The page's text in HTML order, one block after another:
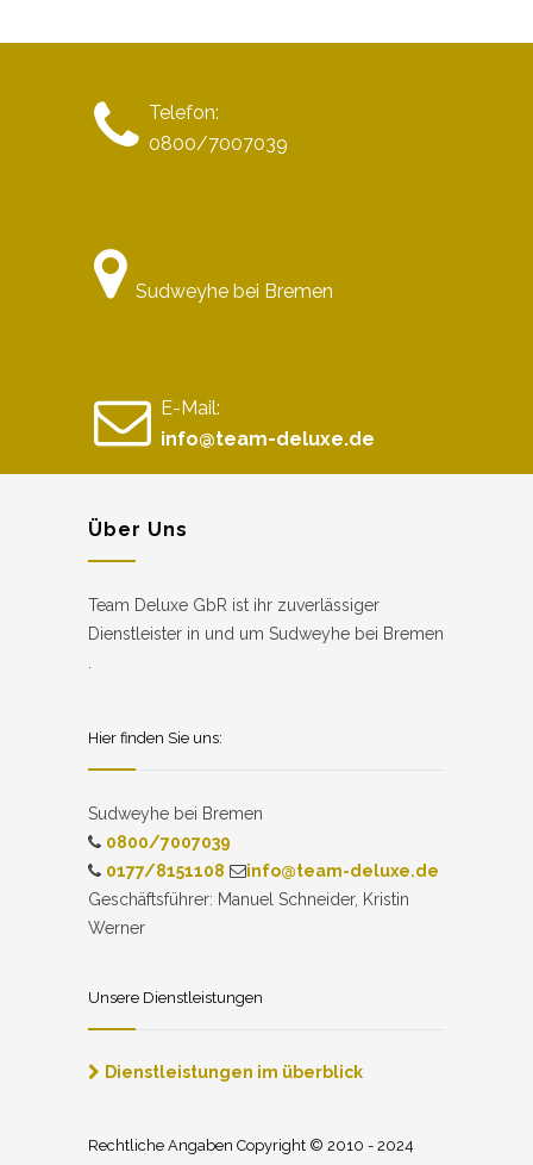
Telefon:
0800/7007039
Sudweyhe bei Bremen
E-Mail:
info@team-deluxe.de
Über Uns
Team Deluxe GbR ist ihr zuverlässiger
Dienstleister in und um Sudweyhe bei Bremen
Hier finden Sie uns:
Sudweyhe bei Bremen
0800/7007039
0177/8151108
info@team-deluxe.de
Geschäftsführer: Manuel Schneider, Kristin
Werner
Unsere Dienstleistungen
Dienstleistungen im überblick
Rechtliche Angaben Copyright © 2010 - 2024